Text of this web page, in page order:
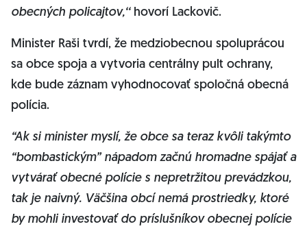
obecných policajtov,‘‘hovorí Lackovič.
Minister Raši tvrdí, že medziobecnou spoluprácou
sa obce spoja a vytvoria centrálny pult ochrany,
kde bude záznam vyhodnocovať spoločná obecná
polícia.
“Ak si minister myslí, že obce sa teraz kvôli takýmto
“bombastickým” nápadom začnú hromadne spájať a
vytvárať obecné polície s nepretržitou prevádzkou,
tak je naivný. Väčšina obcí nemá prostriedky, ktoré
by mohli investovať do príslušníkov obecnej polície